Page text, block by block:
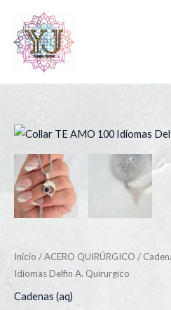
contenido
Inicio /ACERO QUIRÚRGICO /
Idiomas Delfin A. Quirurgico
Cadenas (aq)
Collar
TE
AMO
100
Idiomas